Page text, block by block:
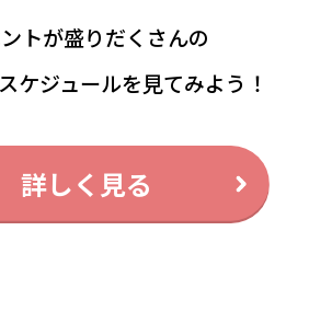
トが盛りだくさんの
ケジュールを見てみよう！
詳しく見る